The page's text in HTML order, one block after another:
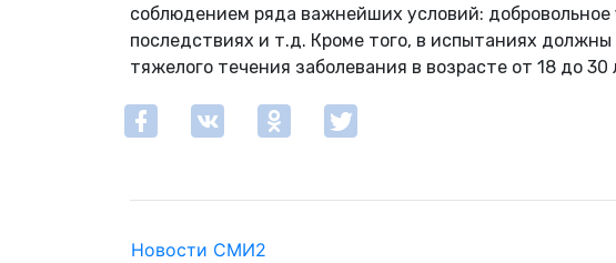
соблюдением ряда важнейших условий:
последствиях и т.д. Кроме того, в испытаниях
тяжелого течения заболевания в возрасте от 18 до 30
Новости СМИ2